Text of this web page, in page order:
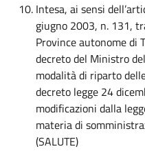
Intesa, ai sensi
giugno 2003, n. 131,
Province autonome di
decreto del Ministro
modalità di riparto
decreto legge 24
modificazioni dalla
materia di
(SALUTE)